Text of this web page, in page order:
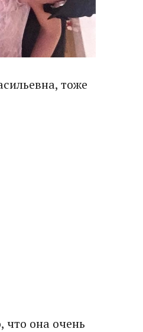
тоже
что она очень